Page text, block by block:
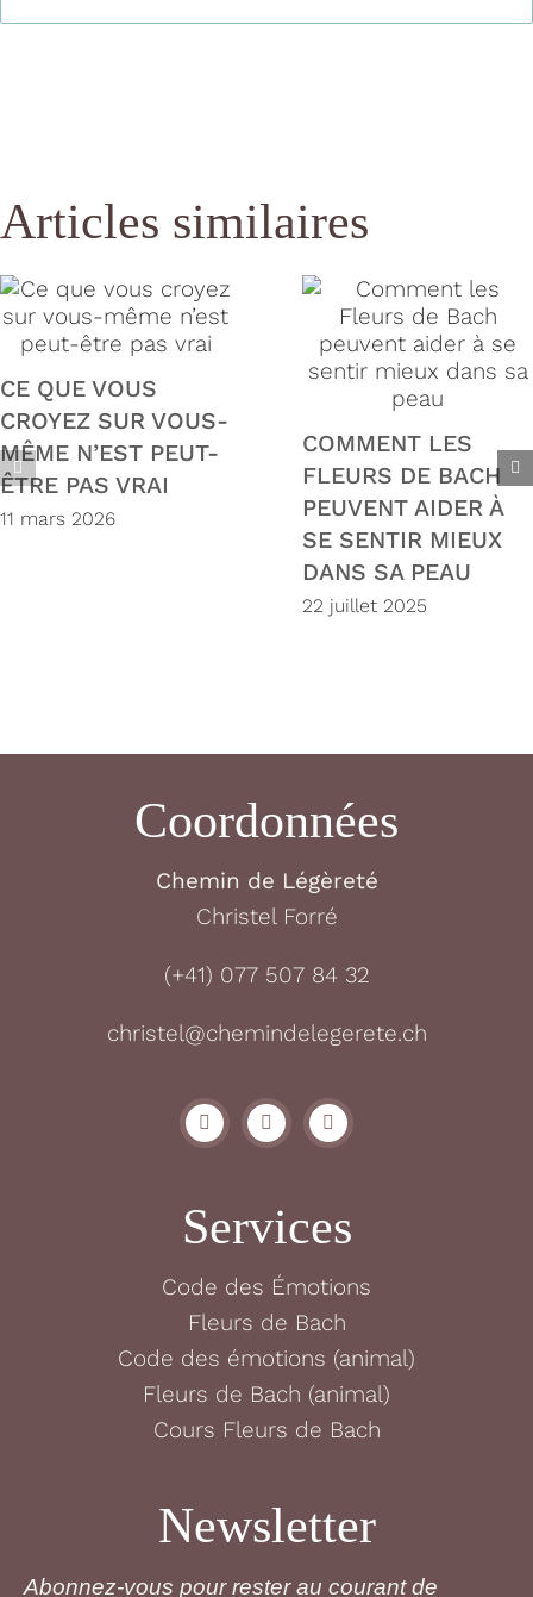
Articles similaires
CE QUE VOUS
CROYEZ SUR VOUS-
MÊME N’EST PEUT-
ÊTRE PAS VRAI
11 mars 2026
COMMENT LES
FLEURS DE BACH
PEUVENT AIDER À
SE SENTIR MIEUX
DANS SA PEAU
22 juillet 2025
Coordonnées
Chemin de Légèreté
Christel Forré
(+41) 077 507 84 32
christel@chemindelegerete.ch
Services
Code des Émotions
Fleurs de Bach
Code des émotions (animal)
Fleurs de Bach (animal)
Cours Fleurs de Bach
Newsletter
Abonnez-vous pour rester au courant de